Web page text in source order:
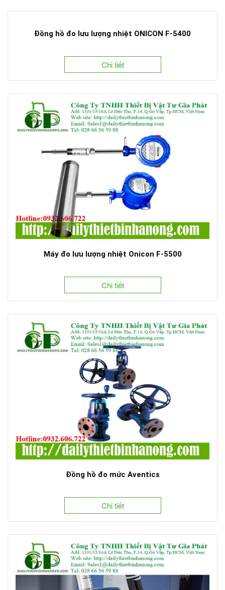
Đồng hồ đo lưu lượng nhiệt ONICON F-5400
Chi tiết
Máy đo lưu lượng nhiệt Onicon F-5500
Chi tiết
Đồng hồ đo mức Aventics
Chi tiết